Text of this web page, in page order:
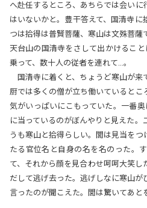
へ赴任するところ、あちらでは会いに
はいないかと。豊干答えて、国清寺に
つは拾得は普賢菩薩、寒山は文殊菩薩
天台山の国清寺をさして出かけるこ
乗って、数十人の従者を連れて…。
国清寺に着くと、ちょうど寒山が来
厨では多くの僧が立ち働いているとこ
気がいっぱいにこもっていた。一番
に当っているのがぼんやりと見えた
うも寒山と拾得らしい。閭は見当を
たる官位名と自身の名を名のった。
て、それから顔を見合わせ呵呵大笑し
だして逃げ去った。逃げしなに寒山が
言ったのが聞こえた。閭は驚いてあと